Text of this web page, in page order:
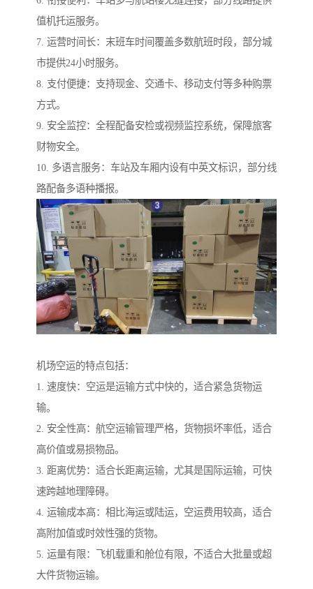
值机托运服务。
7. 运营时间长：末班车时间覆盖多数航班时段，部分城
市提供24小时服务。
8. 支付便捷：支持现金、交通卡、移动支付等多种购票
方式。
9. 安全监控：全程配备安检或视频监控系统，保障旅客
财物安全。
10. 多语言服务：车站及车厢内设有中英文标识，部分线
路配备多语种播报。
机场空运的特点包括：
1. 速度快：空运是运输方式中快的，适合紧急货物运
输。
2. 安全性高：航空运输管理严格，货物损坏率低，适合
高价值或易损物品。
3. 距离优势：适合长距离运输，尤其是国际运输，可快
速跨越地理障碍。
4. 运输成本高：相比海运或陆运，空运费用较高，适合
高附加值或时效性强的货物。
5. 运量有限：飞机载重和舱位有限，不适合大批量或超
大件货物运输。